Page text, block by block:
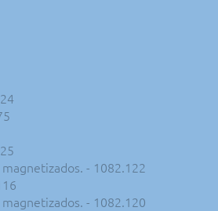
- 1082.122
- 1082.120